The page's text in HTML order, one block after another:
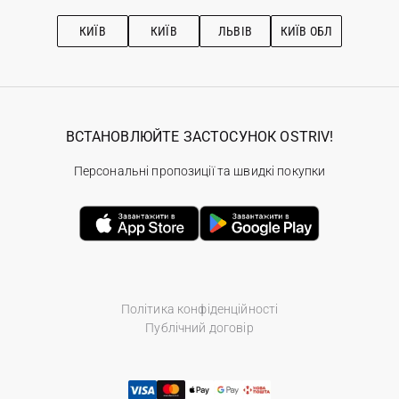
Рекомендації з догляду
КИЇВ КИЇВ ЛЬВІВ КИЇВ ОБЛ
Політика конфіденційності
Публічний договір
ВСТАНОВЛЮЙТЕ ЗАСТОСУНОК OSTRIV!
Персональні пропозиції та швидкі покупки